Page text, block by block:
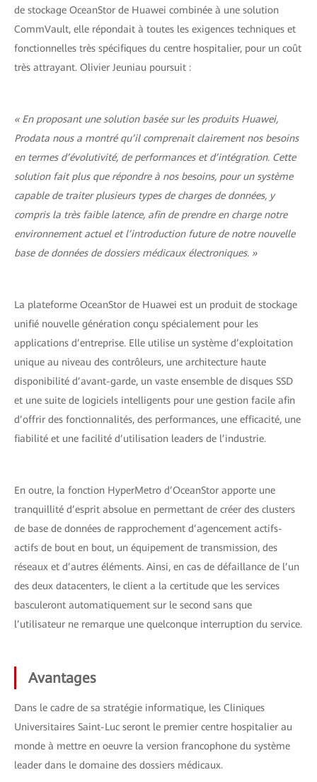
de stockage OceanStor de Huawei combinée à une solution
CommVault, elle répondait à toutes les exigences techniques et
fonctionnelles très spécifiques du centre hospitalier, pour un coût
très attrayant. Olivier Jeuniau poursuit :
« En proposant une solution basée sur les produits Huawei,
Prodata nous a montré qu’il comprenait clairement nos besoins
en termes d’évolutivité, de performances et d’intégration. Cette
solution fait plus que répondre à nos besoins, pour un système
capable de traiter plusieurs types de charges de données, y
compris la très faible latence, afin de prendre en charge notre
environnement actuel et l’introduction future de notre nouvelle
base de données de dossiers médicaux électroniques. »
La plateforme OceanStor de Huawei est un produit de stockage
unifié nouvelle génération conçu spécialement pour les
applications d’entreprise. Elle utilise un système d’exploitation
unique au niveau des contrôleurs, une architecture haute
disponibilité d’avant-garde, un vaste ensemble de disques SSD
et une suite de logiciels intelligents pour une gestion facile afin
d’offrir des fonctionnalités, des performances, une efficacité, une
fiabilité et une facilité d’utilisation leaders de l’industrie.
En outre, la fonction HyperMetro d’OceanStor apporte une
tranquillité d’esprit absolue en permettant de créer des clusters
de base de données de rapprochement d’agencement actifs-
actifs de bout en bout, un équipement de transmission, des
réseaux et d’autres éléments. Ainsi, en cas de défaillance de l’un
des deux datacenters, le client a la certitude que les services
basculeront automatiquement sur le second sans que
l’utilisateur ne remarque une quelconque interruption du service.
Avantages
Dans le cadre de sa stratégie informatique, les Cliniques
Universitaires Saint-Luc seront le premier centre hospitalier au
monde à mettre en oeuvre la version francophone du système
leader dans le domaine des dossiers médicaux.